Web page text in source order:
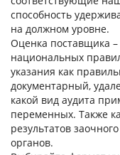
способность
на должном уровне.
Оценка поставщика
национальных
указания как
документарный,
какой вид аудита
переменных. Также
результатов
органов.